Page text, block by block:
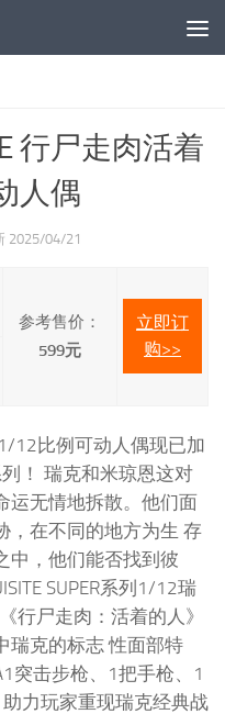
行尸走肉活着
人偶
2025/04/21
参考售价：
599元
立即订
购>>
12比例可动人偶现已加
列！ 瑞克和米琼恩这对
运无情地拆散。他们面
，在不同的地方为生 存
中，他们能否找到彼
SUPER系列1/12瑞
行尸走肉：活着的人》
瑞克的标志 性面部特
突击步枪、1把手枪、1
力玩家重现瑞克经典战